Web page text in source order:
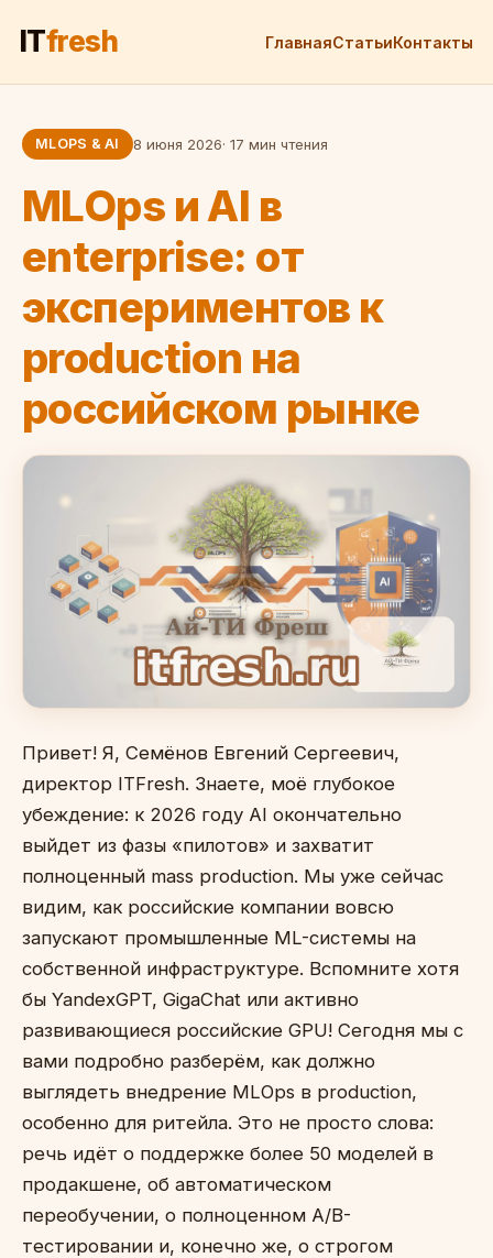
ITfresh ГлавнаяСтатьиКонтакты
MLOPS & AI 8 июня 2026· 17 мин чтения
MLOps и AI в
enterprise: от
экспериментов к
production на
российском рынке
Привет! Я, Семёнов Евгений Сергеевич,
директор ITFresh. Знаете, моё глубокое
убеждение: к 2026 году AI окончательно
выйдет из фазы «пилотов» и захватит
полноценный mass production. Мы уже сейчас
видим, как российские компании вовсю
запускают промышленные ML-системы на
собственной инфраструктуре. Вспомните хотя
бы YandexGPT, GigaChat или активно
развивающиеся российские GPU! Сегодня мы с
вами подробно разберём, как должно
выглядеть внедрение MLOps в production,
особенно для ритейла. Это не просто слова:
речь идёт о поддержке более 50 моделей в
продакшене, об автоматическом
переобучении, о полноценном A/B-
тестировании и, конечно же, о строгом